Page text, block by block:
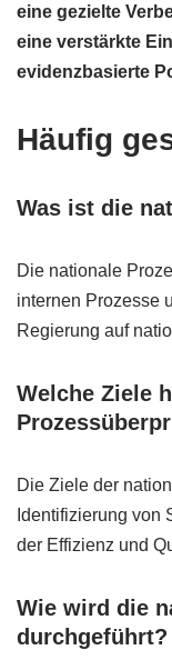
eine gezielte
eine verstärkte
evidenzbasierte
Häufig
Was ist die
Die nationale
internen Prozesse
Regierung auf
Welche Ziele
Die Ziele der
Identifizierung von
der Effizienz und
Wie wird die
durchgeführt?